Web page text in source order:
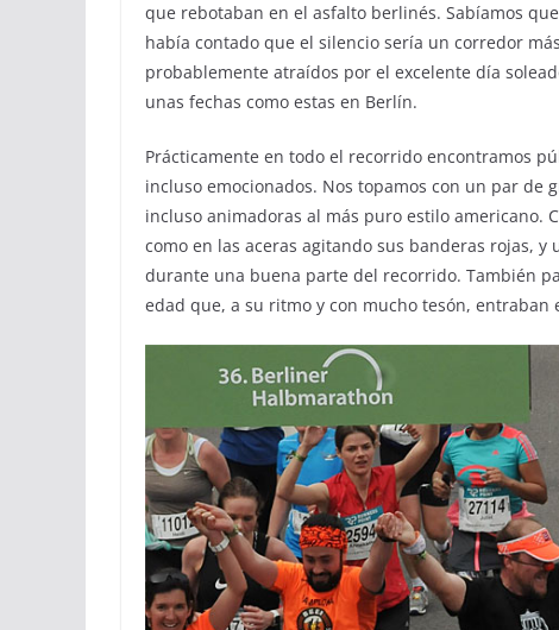
que rebotaban en el asfalto berlinés. Sabíamos
había contado que el silencio sería un corredor
probablemente atraídos por el excelente día
unas fechas como estas en Berlín.
Prácticamente en todo el recorrido encontramos
incluso emocionados. Nos topamos con un par de
incluso animadoras al más puro estilo americano.
como en las aceras agitando sus banderas rojas,
durante una buena parte del recorrido. También
edad que, a su ritmo y con mucho tesón,